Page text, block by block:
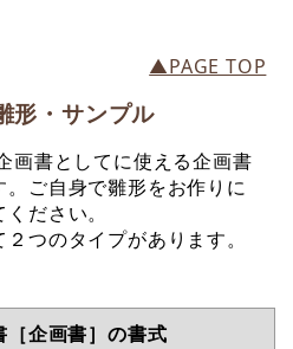
▲PAGE TOP
形・サンプル
書としてに使える企画書
ご自身で雛形をお作りに
ださい。
つのタイプがあります。
［企画書］の書式